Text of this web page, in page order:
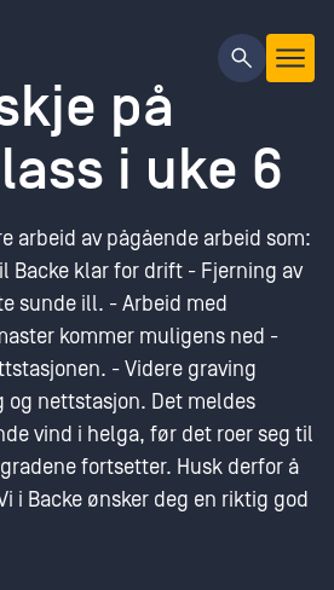
på
i uke 6
arbeid av pågående arbeid som:
Backe klar for drift - Fjerning av
sunde ill. - Arbeid med
kommer muligens ned -
- Videre graving
nettstasjon. Det meldes
vind i helga, før det roer seg til
fortsetter. Husk derfor å
i Backe ønsker deg en riktig god